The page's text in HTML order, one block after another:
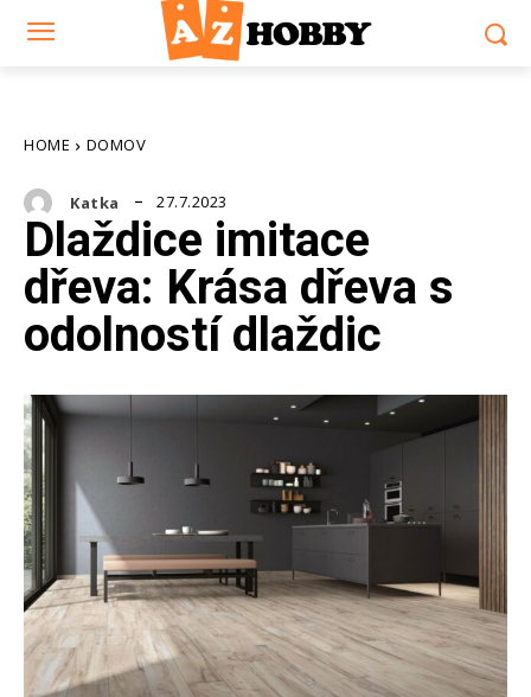
HOME DOMOV
Katka 27.7.2023
Dlaždice imitace
dřeva: Krása dřeva s
odolností dlaždic